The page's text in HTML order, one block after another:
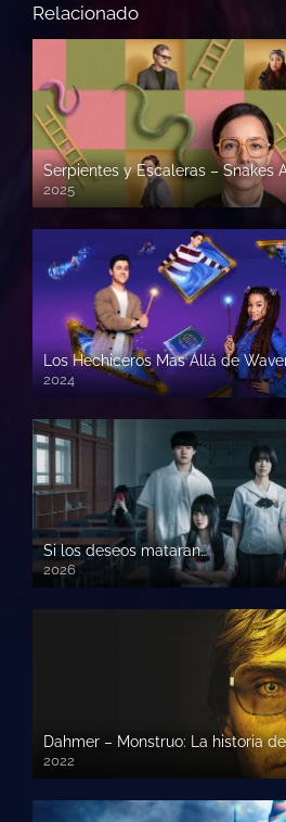
Relacionado
Serpientes y Escaleras – Snakes
2025
Los Hechiceros Mas Allá de
2024
Si los deseos mataran…
2026
Dahmer – Monstruo: La historia
2022